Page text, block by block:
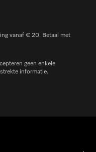
vanaf € 20. Betaal met
geen enkele
informatie.